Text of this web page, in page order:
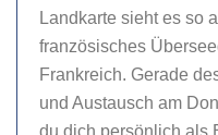
Landkarte sieht es so
französisches
Frankreich. Gerade
und Austausch am
du dich persönlich als